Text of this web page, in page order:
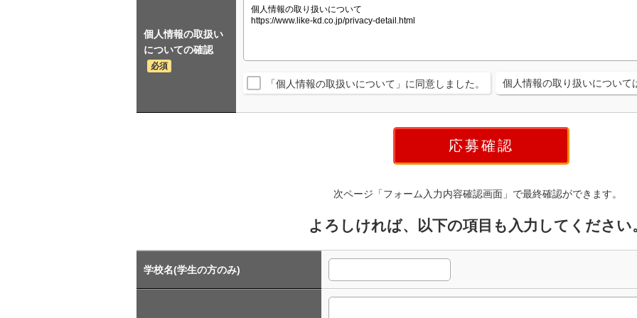
個人情報の取扱い
についての確認
必須
「個人情報の取扱いについて」に同意しました。 個人情報の取り扱いについて
次ページ「フォーム入力内容確認画面」で最終確認ができます。
よろしければ、以下の項目も入力してください
学校名(学生の方のみ)